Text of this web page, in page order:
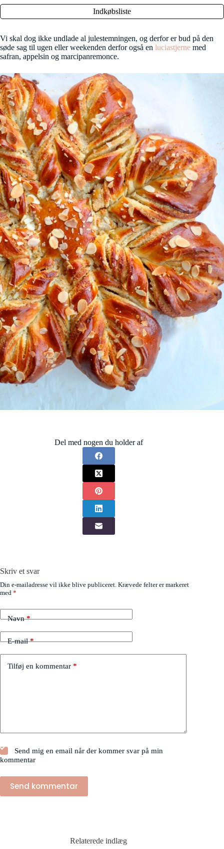
Indkøbsliste
Vi skal dog ikke undlade al julestemningen, og derfor er bud på den
søde sag til ugen eller weekenden derfor også en luciastjerne med
safran, appelsin og marcipanremonce.
Del med nogen du holder af
Skriv et svar
Din e-mailadresse vil ikke blive publiceret. Krævede felter er markeret
med *
Navn*
E-mail*
Tilføj en kommentar *
Send mig en email når der kommer svar på min
kommentar
Send kommentar
Relaterede indlæg